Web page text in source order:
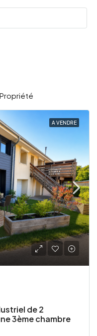
A VENDRE
de 2
3ème chambre